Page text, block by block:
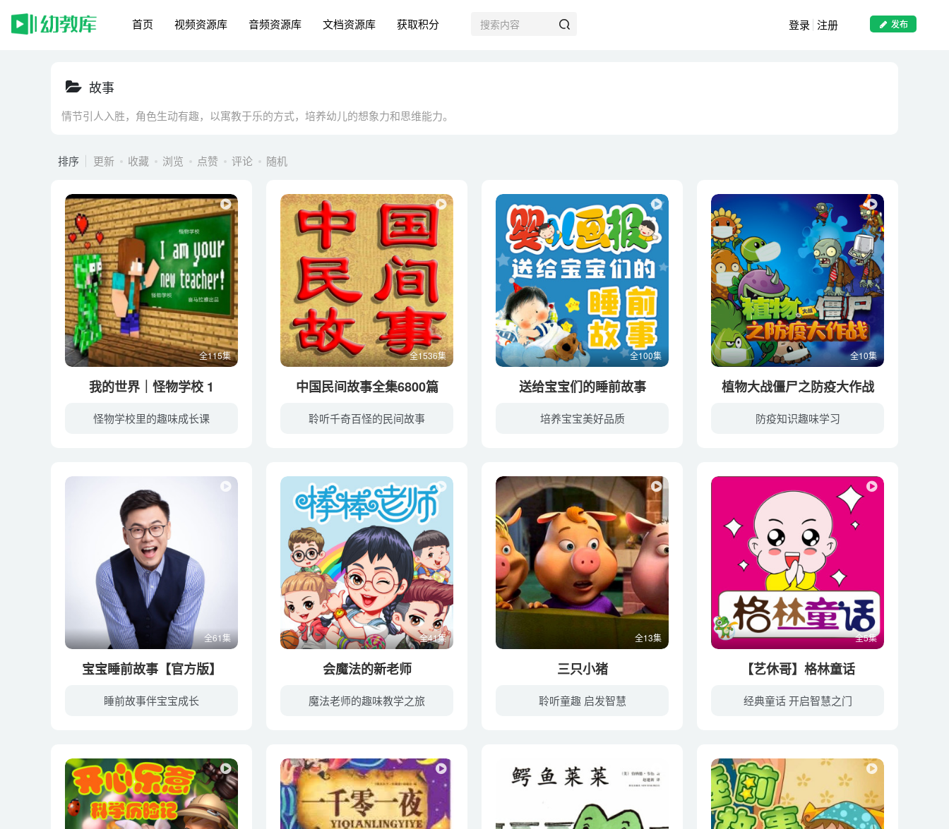
首页 视频资源库 音频资源库 文档资源库 获取积分 发布
登录 注册
故事
情节引人入胜，角色生动有趣，以寓教于乐的方式，培养幼儿的想象力和思维能力。
排序 更新 收藏 浏览 点赞 评论 随机
全115集
我的世界｜怪物学校 1
怪物学校里的趣味成长课
全1536集
中国民间故事全集6800篇
聆听千奇百怪的民间故事
全100集
送给宝宝们的睡前故事
培养宝宝美好品质
全10集
植物大战僵尸之防疫大作战
防疫知识趣味学习
全61集
宝宝睡前故事【官方版】
睡前故事伴宝宝成长
全41集
会魔法的新老师
魔法老师的趣味教学之旅
全13集
三只小猪
聆听童趣 启发智慧
全5集
【艺休哥】格林童话
经典童话 开启智慧之门